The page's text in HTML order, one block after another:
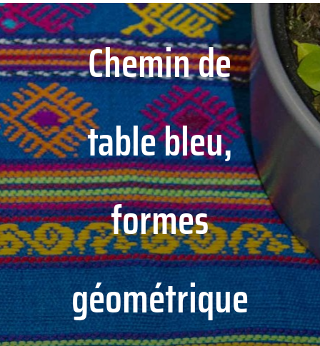
Chemin de
table bleu,
formes
géométrique